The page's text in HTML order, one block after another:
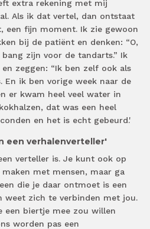
extra rekening met mij
Als ik dat vertel, dan ontstaat
een fijn moment. Ik zie gewoon
bij de patiënt en denken: “O,
zijn voor de tandarts.” Ik
zeggen: “Ik ben zelf ook als
En ik ben vorige week naar de
er kwam heel veel water in
dat was een heel
en het is echt gebeurd.'
een verhalenverteller'
verteller is. Je kunt ook op
met mensen, maar ga
die je daar ontmoet is een
weet zich te verbinden met jou.
een biertje mee zou willen
worden pas een